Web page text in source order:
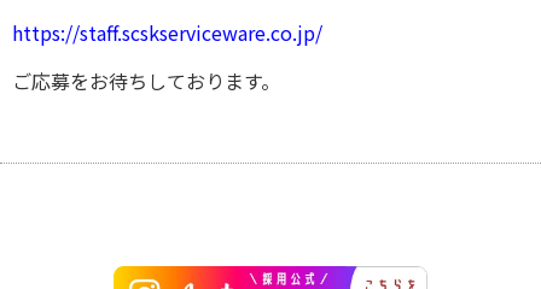
https://staff.scskserviceware.co.jp/
ご応募をお待ちしております。